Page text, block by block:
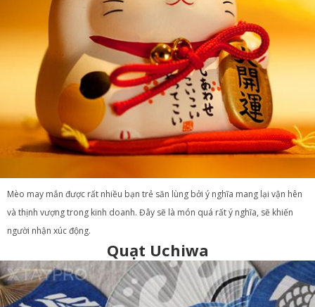
Mèo may mắn được rất nhiều bạn trẻ săn lùng bởi ý nghĩa mang lại vận hên
và thịnh vượng trong kinh doanh. Đây sẽ là món quá rất ý nghĩa, sẽ khiến
người nhận xúc động.
Quạt Uchiwa